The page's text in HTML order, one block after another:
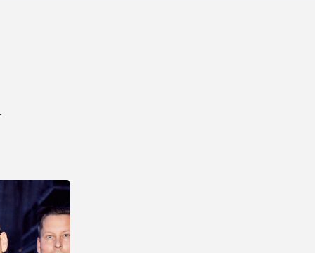
"Vi havde helt sikkert ikke fået den fantastiske
fest uden hjælp fra Showbizz Danmark. Nu er
vi en super god oplevelse rigere. Tusind tak
for sparring og input".